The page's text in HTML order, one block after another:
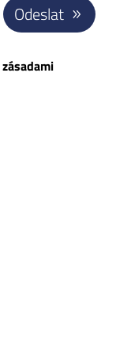
Odeslat
zásadami